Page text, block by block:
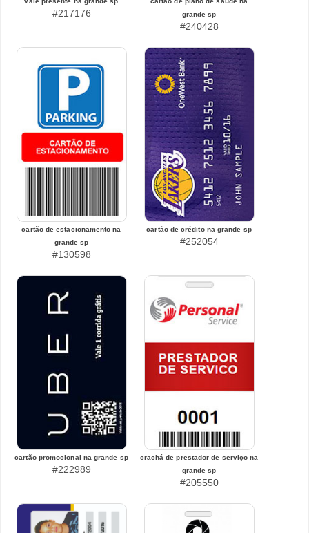
#217176
grande sp
#240428
cartão de estacionamento na
grande sp
#130598
cartão de crédito na grande sp
#252054
cartão promocional na grande sp
#222989
crachá de prestador de serviço na
grande sp
#205550